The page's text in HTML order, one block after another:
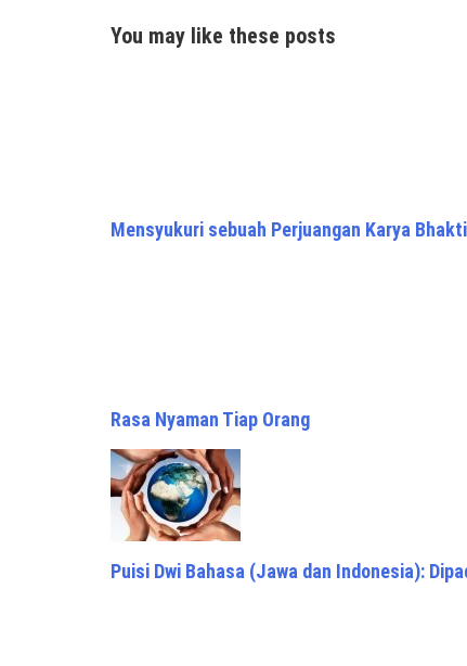
You may like these posts
Mensyukuri sebuah Perjuangan Karya
Rasa Nyaman Tiap Orang
Puisi Dwi Bahasa (Jawa dan Indonesia):